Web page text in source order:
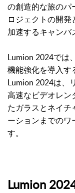
の創造的な旅のパ
ロジェクトの開
加速するキャンバ
Lumion 2024では
機能強化を導入す
Lumion 2024は、
高速なビデオレン
たガラスとネイチ
ーションまでのワ
す。
Lumion